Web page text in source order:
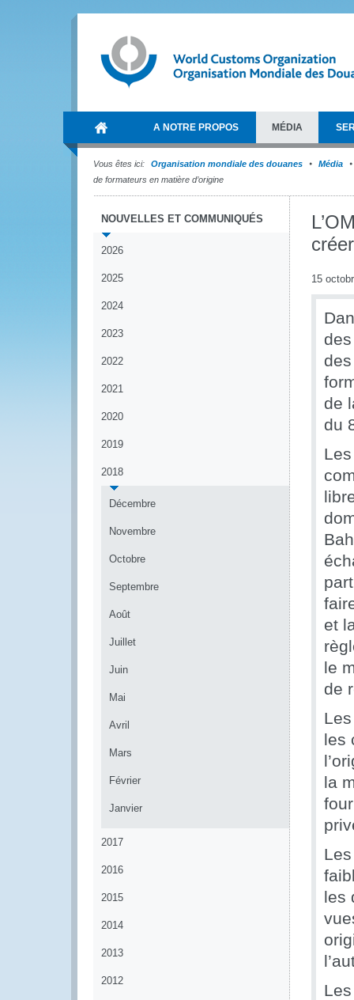
A NOTRE PROPOS MÉDIA
Vous êtes ici: Organisation mondiale des douanes
Média
de formateurs en matière d’origine
NOUVELLES ET COMMUNIQUÉS
2026
2025
2024
2023
2022
2021
2020
2019
2018
Décembre
Novembre
Octobre
Septembre
Août
Juillet
Juin
Mai
Avril
Mars
Février
Janvier
2017
2016
2015
2014
2013
2012
15
de
du
et
le
de
les
la
les